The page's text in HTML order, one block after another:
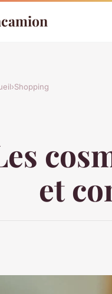
›Shopping
et